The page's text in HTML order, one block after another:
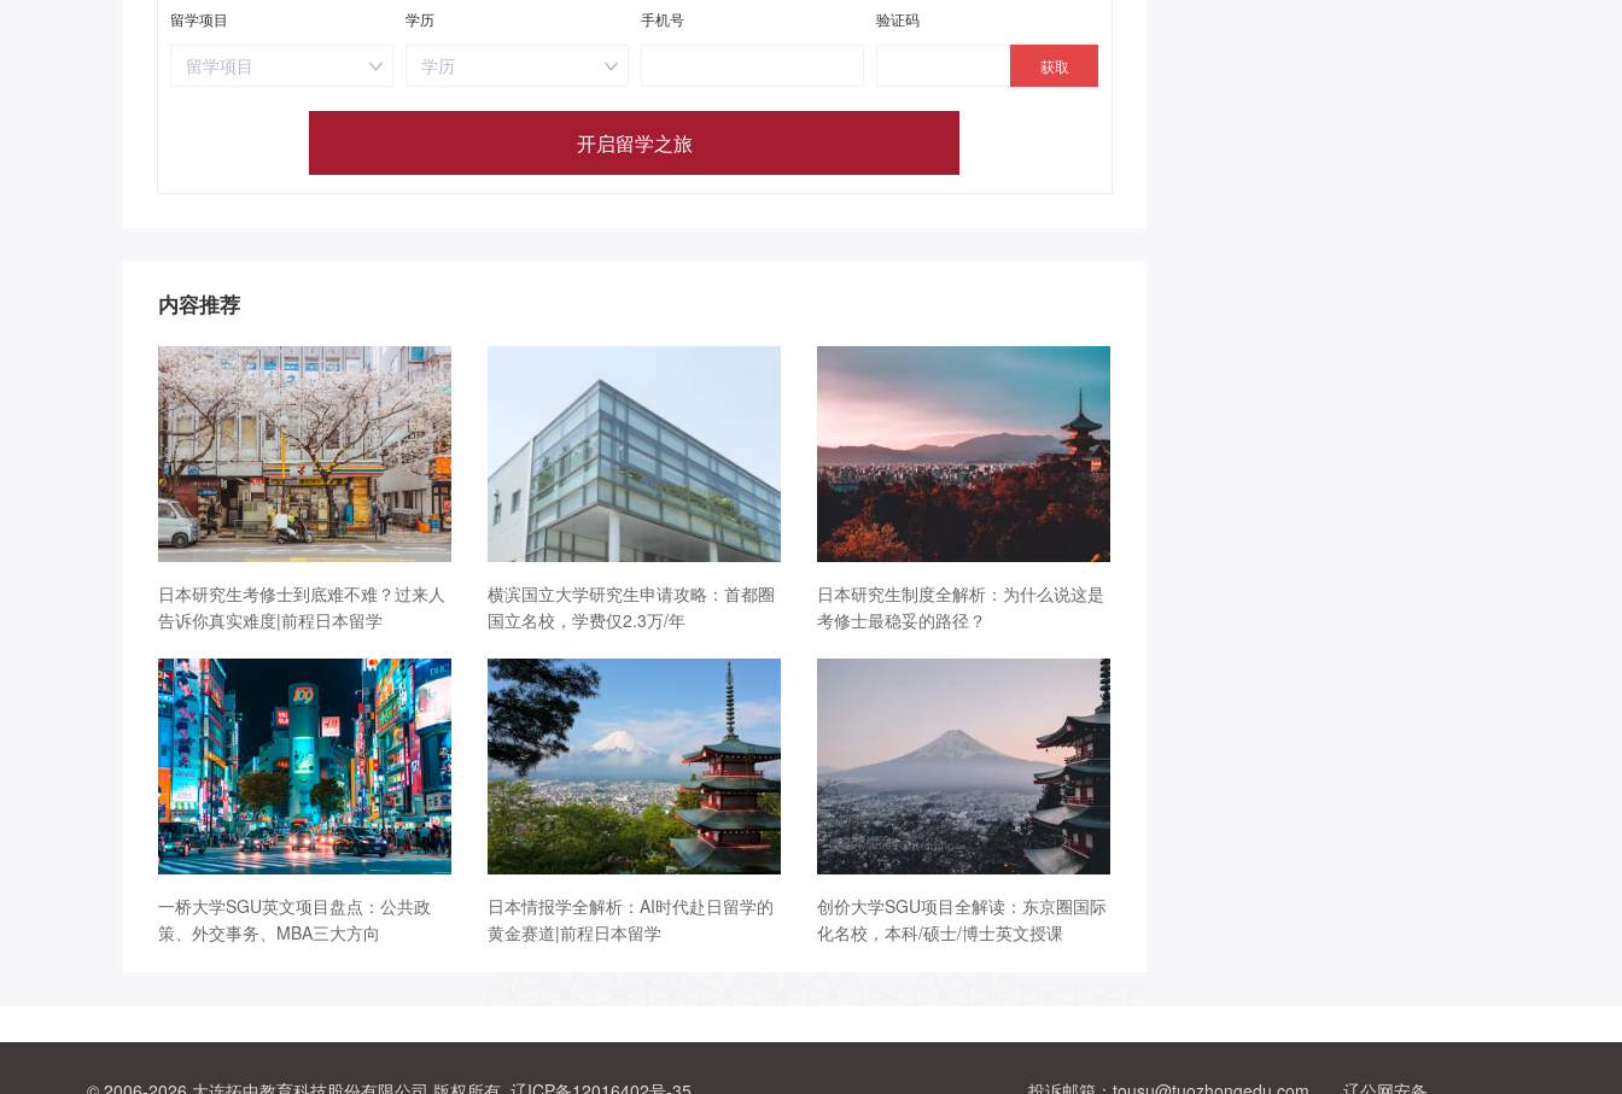
留学项目
留学项目
学历
学历
手机号 验证码
内容推荐
日本研究生考修士到底难不难？过来人
告诉你真实难度|前程日本留学
横滨国立大学研究生申请攻略：首都圈
国立名校，学费仅2.3万/年
日本研究生制度全解析：为什么说这是
考修士最稳妥的路径？
一桥大学SGU英文项目盘点：公共政
策、外交事务、MBA三大方向
日本情报学全解析：AI时代赴日留学的
黄金赛道|前程日本留学
创价大学SGU项目全解读：东京圈国际
化名校，本科/硕士/博士英文授课